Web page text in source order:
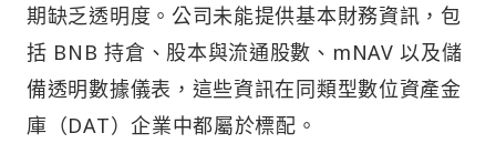
期缺乏透明度。公司未能提供基本財務資訊，包
括 BNB 持倉、股本與流通股數、mNAV 以及儲
備透明數據儀表，這些資訊在同類型數位資產金
庫（DAT）企業中都屬於標配。